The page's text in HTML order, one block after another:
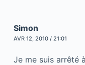
Simon
AVR 12, 2010 / 21:01
Je me suis arrêté